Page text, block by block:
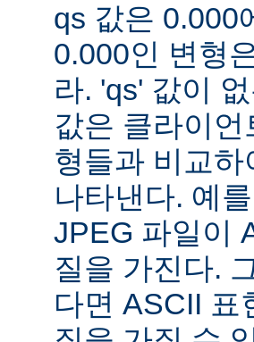
qs 값은 0.000
0.000인 변형
라. 'qs' 값이
값은 클라이
형들과 비교
나타낸다. 예
JPEG 파일이
질을 가진다.
다면 ASCII 표